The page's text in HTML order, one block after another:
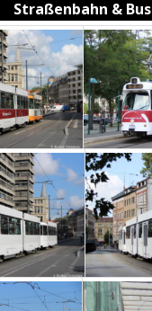
Straßenbahn & Bus